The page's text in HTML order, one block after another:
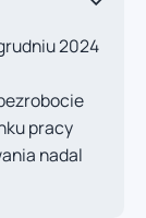
2024
pracy
nadal